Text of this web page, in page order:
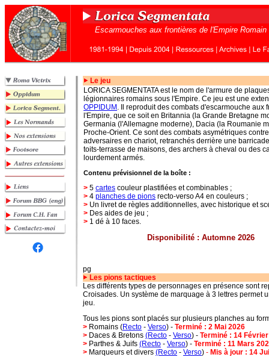
Escarmouches aux frontières de l'Empire Romain
Le jeu
LORICA SEGMENTATA est le nom de l'armure de
légionnaires romains sous l'Empire. Ce jeu est une
OPPIDUM . Il reproduit des combats d'escarmouche aux
l'Empire, que ce soit en Britannia (la Grande Bretagne
Germania (l'Allemagne moderne), Dacia (la Roumanie
Proche-Orient. Ce sont des combats asymétriques
adversaires en chariot, retranchés derrière une
toits-terrasse de maisons, des archers à cheval ou des
lourdement armés.
Contenu prévisionnel de la boîte :
> 5 cartes couleur plastifiées et combinables ;
> 4 planches de pions recto-verso A4 en couleurs ;
> Un livret de règles additionnelles, avec historique et
> Des aides de jeu ;
> 1 dé à 10 faces.
Disponibilité : Automne 2026
pg
Les pions tactiques
Les différents types de personnages en présence sont
Croisades. Un système de marquage à 3 lettres permet
jeu.
Tous les pions sont placés sur plusieurs planches au
> Romains (Recto - Verso) - Terminé : 2 Mai 2026
> Daces & Bretons (Recto - Verso) - Terminé : 14 Février
> Parthes & Juifs (Recto - Verso) - Terminé : 11 Mars 202
> Marqueurs et divers (Recto - Verso) - Mis à jour : 14